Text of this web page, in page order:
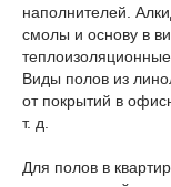
наполнителей.
смолы и основу в
теплоизоляционные
Виды полов из
от покрытий в
т. д.
Для полов в